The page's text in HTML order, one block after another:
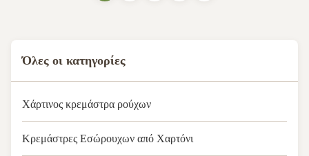
Όλες οι κατηγορίες
Χάρτινος κρεμάστρα ρούχων
Κρεμάστρες Εσώρουχων από Χαρτόνι